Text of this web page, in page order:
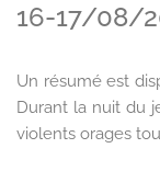
16-17/08/
Un résumé est
Durant la nuit du
violents orages